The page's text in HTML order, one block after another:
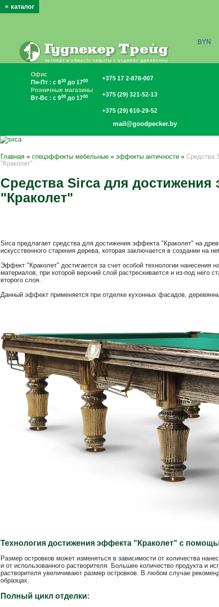
x
≡ каталог
BYN
Офис
Пн-Пт : с 830 до 1700
Розничные магазины
Вт-Вс : с 900 до 1700
+375 17 2-878-007
+375 (29) 321-52-13
+375 (29) 610-29-52
mail@goodpecker.by
Главная » спецэффекты мебельные » эффекты античности » Средства
"Краколет"
Средства Sirca для достижения
"Краколет"
Sirca предлагает средства для достижения эффекта "Краколет" на
искусственного старения дерева, которая заключается в создании на
Эффект "Краколет" достигается за счет особой технологии нанесения
материалов, при которой верхний слой растрескивается и из-под него
второго слоя.
Данный эффект применяется при отделке кухонных фасадов,
Технология достижения эффекта "Краколет" с
Размер островков может изменяться в зависимости от количества
и от использованного растворителя. Большее количество продукта и
растворителя увеличивают размер островков. В любом случае
образцах.
Полный цикл отделки: